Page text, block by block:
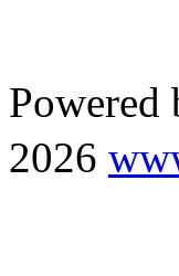
2026